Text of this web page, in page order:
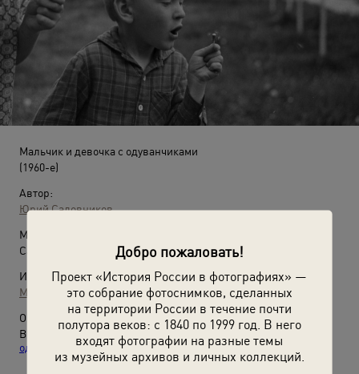
Добро пожаловать!
Проект «История России в фотографиях» —
это собрание фотоснимков, сделанных
на территории России в течение почти
полутора веков: с 1840 по 1999 год. В него
входят фотографии на разные темы
из музейных архивов и личных коллекций.
Мальчик и девочка с одуванчиками
(1960-е)
Автор:
Юрий Садовников
Место съемки:
Сахалинская обл.
Источники:
МАММ / МДФ
О фотографии:
Выставка«"Вместе с ветром улетел": лучшие фотографии с
одуванчиками»с этим снимком.